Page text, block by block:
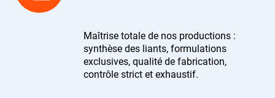
Maîtrise totale de nos productions :
synthèse des liants, formulations
exclusives, qualité de fabrication,
contrôle strict et exhaustif.